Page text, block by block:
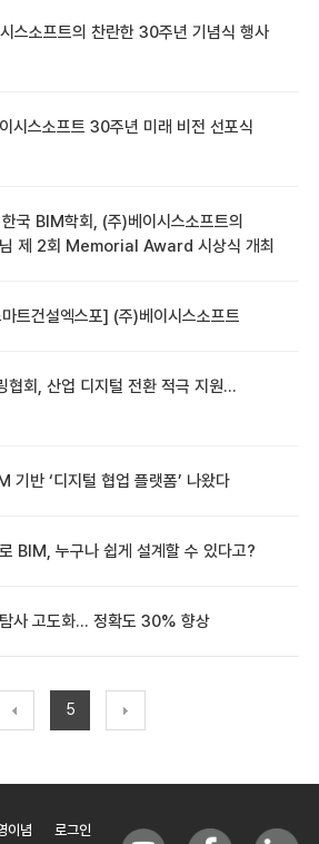
스소프트의 찬란한 30주년 기념식 행사
시스소프트 30주년 미래 비전 선포식
BIM학회, (주)베이시스소프트의
제 2회 Memorial Award 시상식 개최
트건설엑스포] (주)베이시스소프트
협회, 산업 디지털 전환 적극 지원…
기반 ‘디지털 협업 플랫폼’ 나왔다
BIM, 누구나 쉽게 설계할 수 있다고?
사 고도화… 정확도 30% 향상
5
이념 로그인